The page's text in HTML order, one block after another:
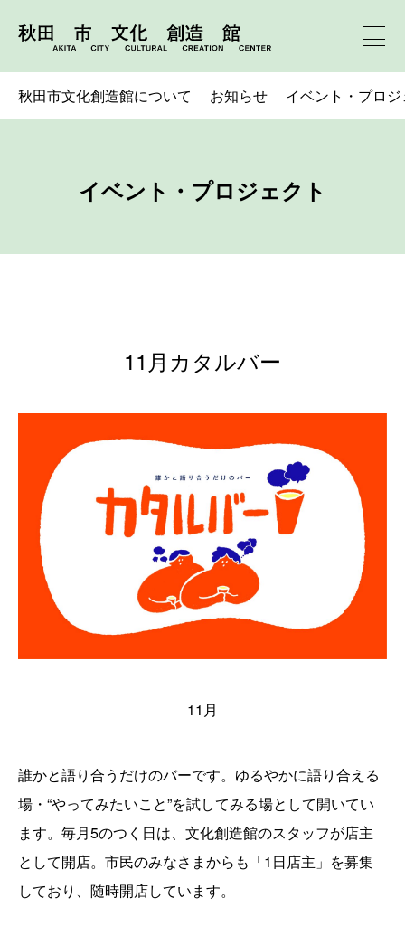
秋田市文化創造館について お知らせ イベント・プロ
イベント・プロジェクト
11月カタルバー
11月
誰かと語り合うだけのバーです。ゆるやかに語り合える
場・“やってみたいこと”を試してみる場として開いてい
ます。毎月5のつく日は、文化創造館のスタッフが店主
として開店。市民のみなさまからも「1日店主」を募集
しており、随時開店しています。